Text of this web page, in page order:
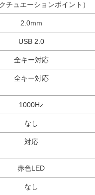
チュエーションポイント）
2.0mm
USB 2.0
全キー対応
全キー対応
1000Hz
なし
対応
赤色LED
なし